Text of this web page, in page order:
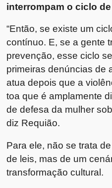
interrompam o ciclo
“Então, se existe um
contínuo. E, se a gente
prevenção, esse ciclo
primeiras denúncias de
atua depois que a
toa que é amplamente
de defesa da mulher
diz Requião.
Para ele, não se trata
de leis, mas de um
transformação cultural.